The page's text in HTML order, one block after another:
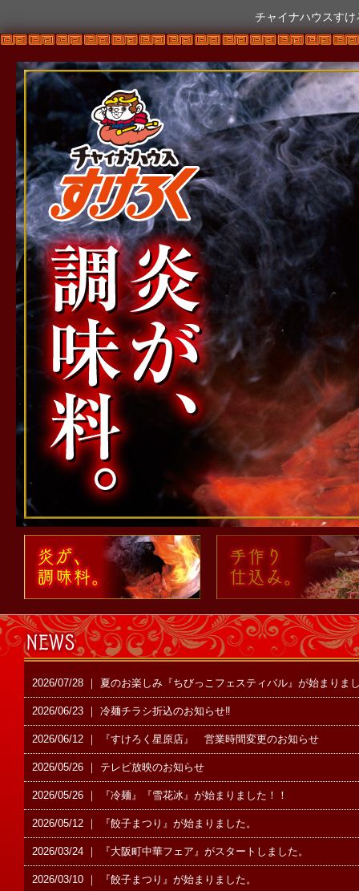
チャイナハウスす
2026/07/28 ｜ 夏のお楽しみ『ちびっこフェスティバル』が始まりま
2026/06/23 ｜ 冷麺チラシ折込のお知らせ‼
2026/06/12 ｜ 『すけろく星原店』 営業時間変更のお知らせ
2026/05/26 ｜ テレビ放映のお知らせ
2026/05/26 ｜ 『冷麺』『雪花冰』が始まりました！！
2026/05/12 ｜ 『餃子まつり』が始まりました。
2026/03/24 ｜ 『大阪町中華フェア』がスタートしました。
2026/03/10 ｜ 『餃子まつり』が始まりました。